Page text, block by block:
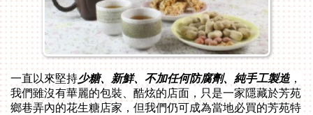
一直以來堅持少糖、新鮮、不加任何防腐劑、 純手工製造，
我們雖沒有華麗的包裝、酷炫的店面，只是一家隱藏於芳苑
鄉巷弄內的花生糖店家，但我們仍可成為當地必買的芳苑特